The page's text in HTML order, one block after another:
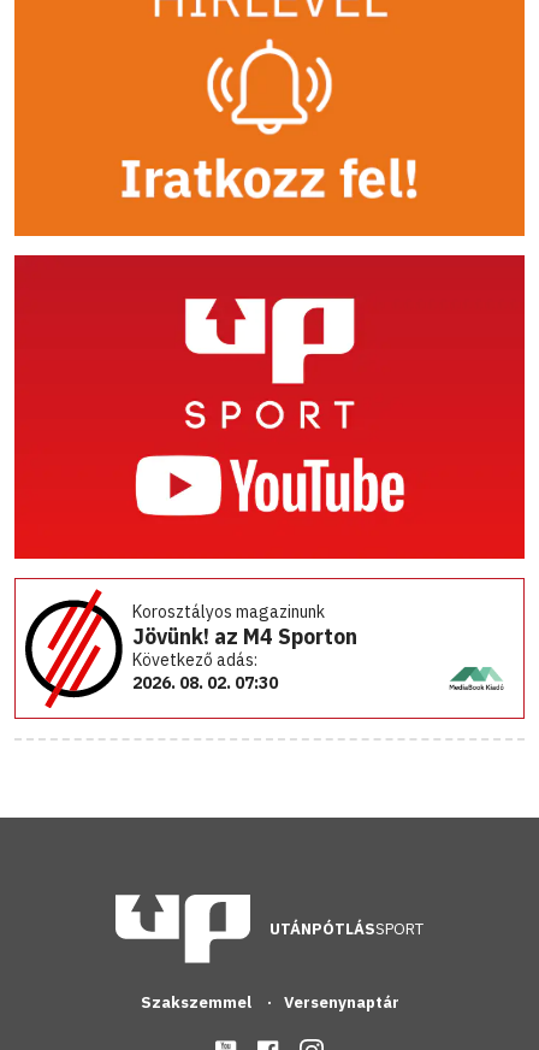
Korosztályos magazinunk
Jövünk! az M4 Sporton
Következő adás:
2026. 08. 02. 07:30
UTÁNPÓTLÁSSPORT
Szakszemmel Versenynaptár